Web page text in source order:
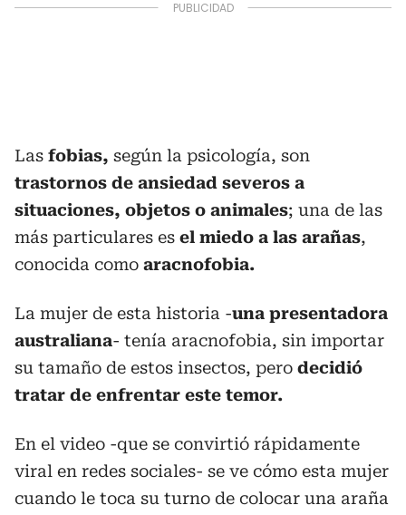
Las fobias, según la psicología, son
trastornos de ansiedad severos a
situaciones, objetos o animales; una de las
más particulares es el miedo a las arañas,
conocida como aracnofobia.
La mujer de esta historia -una presentadora
australiana- tenía aracnofobia, sin importar
su tamaño de estos insectos, pero decidió
tratar de enfrentar este temor.
En el video -que se convirtió rápidamente
viral en redes sociales- se ve cómo esta mujer
cuando le toca su turno de colocar una araña